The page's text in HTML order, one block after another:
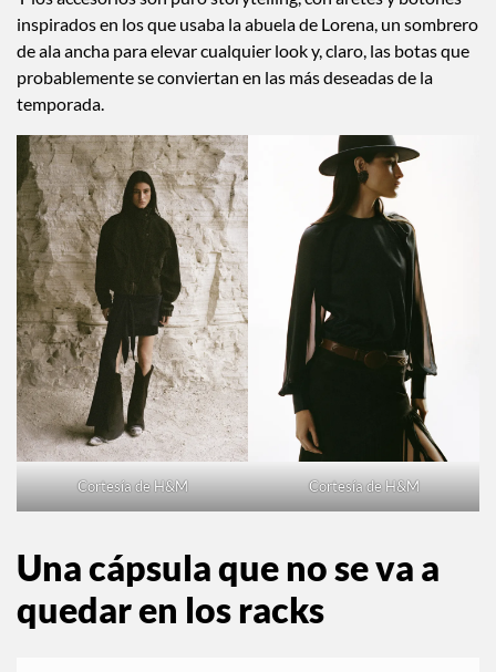
recuerdan a un road trip por el norte de México, pero con
estilismo de pasarela.
Y los accesorios son puro storytelling, con aretes y botones
inspirados en los que usaba la abuela de Lorena, un sombrero
de ala ancha para elevar cualquier look y, claro, las botas que
probablemente se conviertan en las más deseadas de la
temporada.
Cortesía de H&M Cortesía de H&M